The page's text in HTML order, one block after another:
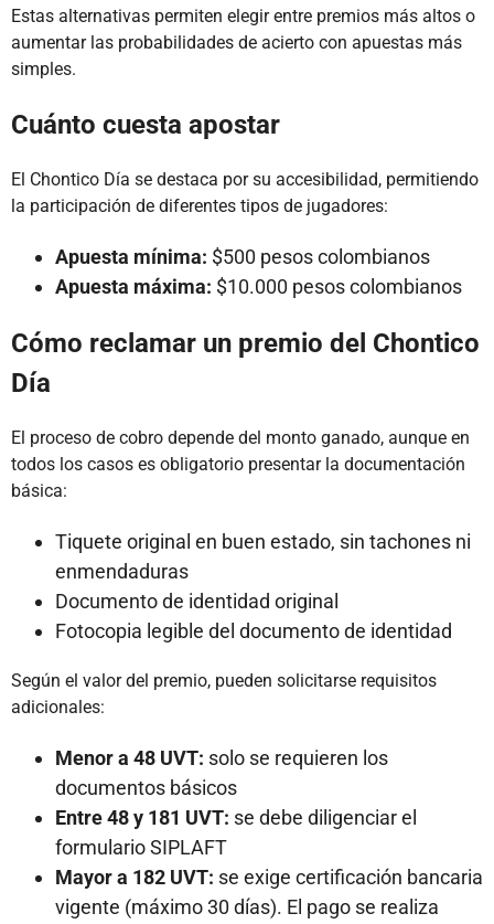
Estas alternativas permiten elegir entre premios más altos o
aumentar las probabilidades de acierto con apuestas más
simples.
Cuánto cuesta apostar
El Chontico Día se destaca por su accesibilidad, permitiendo
la participación de diferentes tipos de jugadores:
Apuesta mínima: $500 pesos colombianos
Apuesta máxima: $10.000 pesos colombianos
Cómo reclamar un premio del Chontico
Día
El proceso de cobro depende del monto ganado, aunque en
todos los casos es obligatorio presentar la documentación
básica:
Tiquete original en buen estado, sin tachones ni
enmendaduras
Documento de identidad original
Fotocopia legible del documento de identidad
Según el valor del premio, pueden solicitarse requisitos
adicionales:
Menor a 48 UVT: solo se requieren los
documentos básicos
Entre 48 y 181 UVT: se debe diligenciar el
formulario SIPLAFT
Mayor a 182 UVT: se exige certificación bancaria
vigente (máximo 30 días). El pago se realiza